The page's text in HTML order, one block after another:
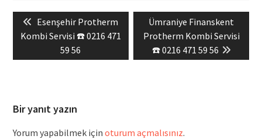
Yazı
gezinmesi
Previous
post:
Esenşehir Protherm
Kombi Servisi ☎️ 0216 471
59 56
Next
post:
Ümraniye Finanskent
Protherm Kombi Servisi
☎️ 0216 471 59 56
Bir yanıt yazın
Yorum yapabilmek için oturum açmalısınız.